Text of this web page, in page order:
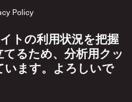
Policy
トの利用状況を把握
てるため、分析用クッ
います。よろしいで